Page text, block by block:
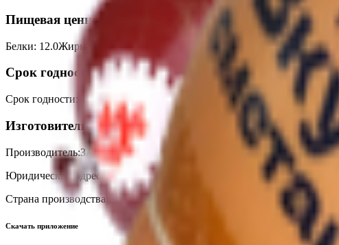
Пищевая ценность на 100г
Белки: 12.0Жиры Углеводы : 130
Срок годности
Срок годности: 60 суток
Изготовитель
Производитель:ЗАО «Серволюкс Агро»
Юридический адрес:Филиал «Белмит», Республика Беларусь,
Страна производства: Республика Беларусь
Скачать приложение